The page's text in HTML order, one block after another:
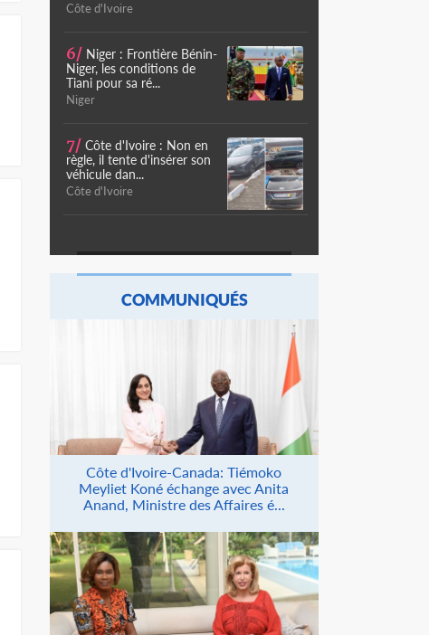
Côte d'Ivoire
6/ Niger : Frontière Bénin-
Niger, les conditions de
Tiani pour sa ré...
Niger
7/ Côte d'Ivoire : Non en
règle, il tente d'insérer son
véhicule dan...
Côte d'Ivoire
COMMUNIQUÉS
Côte d'Ivoire-Canada: Tiémoko
Meyliet Koné échange avec Anita
Anand, Ministre des Affaires é...